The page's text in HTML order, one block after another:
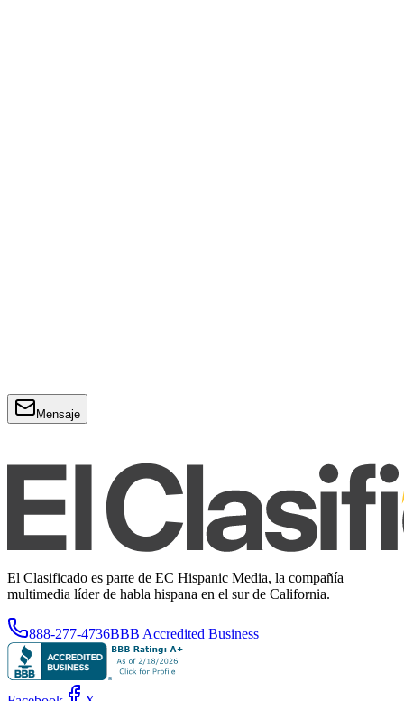
Mensaje
El Clasificado es parte de EC Hispanic Media, la compañía
multimedia líder de habla hispana en el sur de California.
888-277-4736BBB Accredited Business